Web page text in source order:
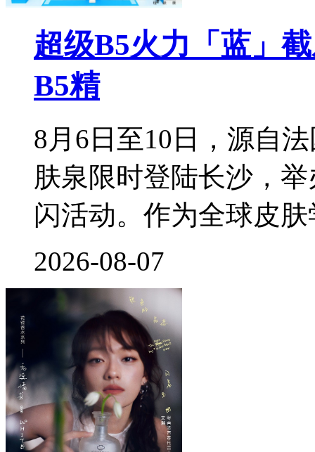
超级B5火力「蓝」
B5精
8月6日至10日，源自
肤泉限时登陆长沙，
闪活动。作为全球皮
2026-08-07